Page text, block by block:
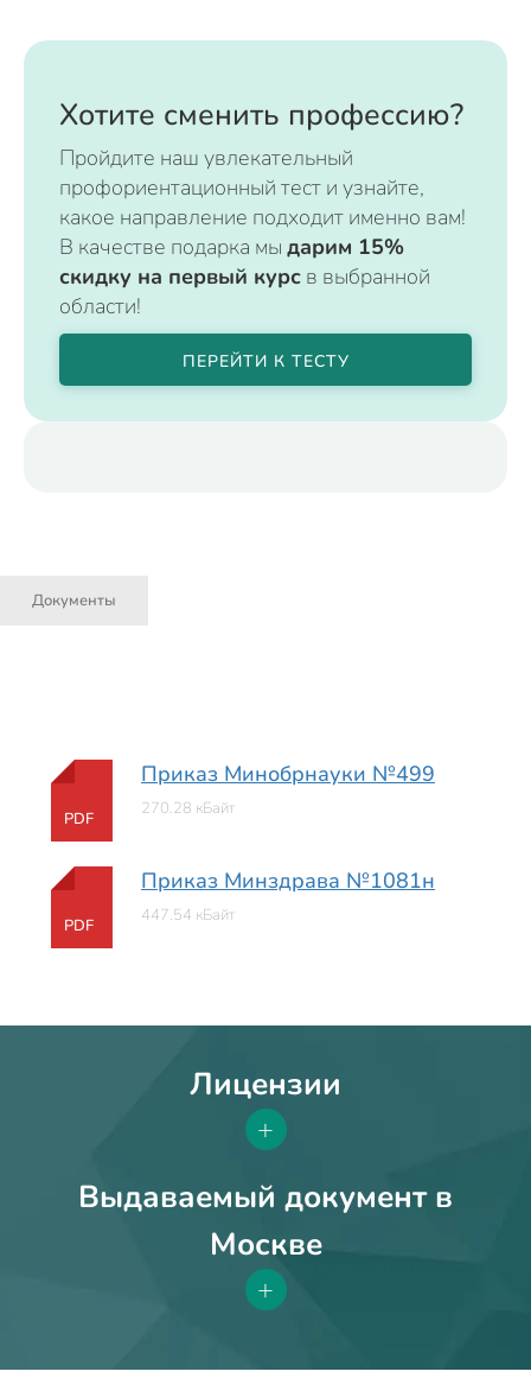
Хотите сменить профессию?
Пройдите наш увлекательный
профориентационный тест и узнайте,
какое направление подходит именно вам!
В качестве подарка мы дарим 15%
скидку на первый курс в выбранной
области!
ПЕРЕЙТИ К ТЕСТУ
Документы
PDF
Приказ Минобрнауки №499
270.28 кБайт
PDF
Приказ Минздрава №1081н
447.54 кБайт
Лицензии
+
Выдаваемый документ в
Москве
+